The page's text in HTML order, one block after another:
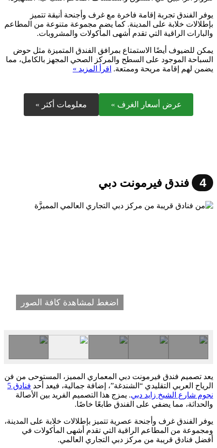
يوفر الفندق تجربة إقامة فاخرة مع غرف وأجنحة أنيقة تتميز
بإطلالات خلابة على المدينة. كما يضم مجموعة متنوعة من المطاعم
والبارات الراقية التي تقدم أشهى المأكولات والمشروبات.
يمكن للضيوف أيضًا الاستمتاع بمرافق الفندق المتميزة مثل حوض
السباحة الموجود على السطح والمركز الصحي المجهز بالكامل، مما
يضمن لهم إقامة مريحة وممتعة. اقرأ المزيد »
عرض أسعار الغرف » معلومات أكثر »
4 فندق فيرمونت دبي
اضغط لمشاهدة كافة الصور
يعد تصميم فندق فيرمونت دبي المعماري المميز، المستوحى من فن
الرياح العربي التقليدي “الشندغة”، إضافة جمالية، فيعد أحد
فنادق 5
نجوم شارع الشيخ زايد دبي. يمزج هذا التصميم الفريد بين الأصالة
والحداثة، مما يضفي على الفندق طابعًا خاصًا.
يوفر الفندق غرف وأجنحة عصرية تتميز بإطلالات خلابة على المدينة،
ومجموعة من المطاعم الراقية التي تقدم أشهى المأكولات في
أفضل فنادق قريبة من مركز دبي التجاري العالمي.